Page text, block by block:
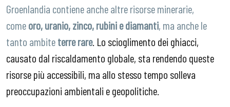
Groenlandia contiene anche altre risorse minerarie,
comeoro, uranio, zinco, rubini e diamanti, ma anche le
tanto ambiteterre rare. Lo scioglimento dei ghiacci,
causato dal riscaldamento globale, sta rendendo queste
risorse più accessibili, ma allo stesso tempo solleva
preoccupazioni ambientali e geopolitiche.